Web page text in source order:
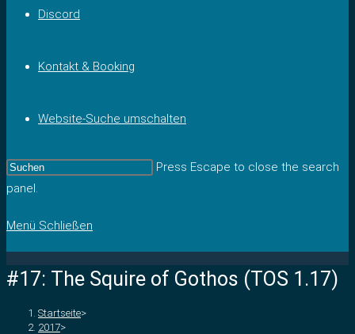
Discord
Kontakt & Booking
Website-Suche umschalten
Press Escape to close the search
panel.
Menü Schließen
#17: The Squire of Gothos (TOS 1.17)
Startseite>
2017>